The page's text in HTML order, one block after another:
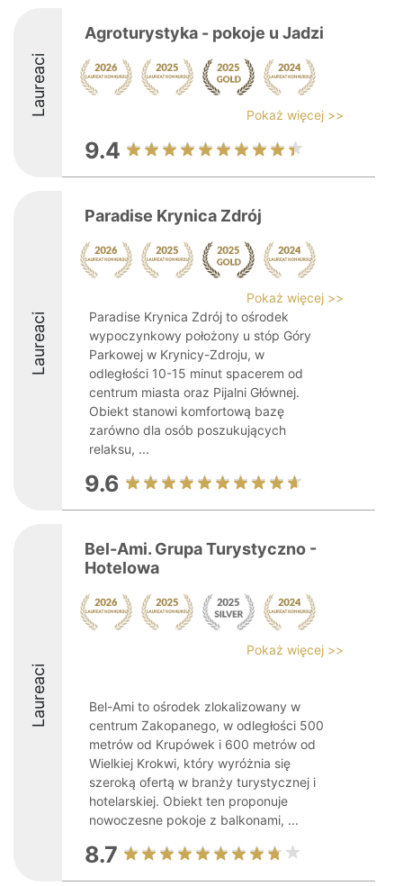
Laureaci
Agroturystyka - pokoje u Jadzi
Pokaż więcej >>
9.4
Laureaci
Paradise Krynica Zdrój
Pokaż więcej >>
Paradise Krynica Zdrój to ośrodek
wypoczynkowy położony u stóp Góry
Parkowej w Krynicy-Zdroju, w
odległości 10-15 minut spacerem od
centrum miasta oraz Pijalni Głównej.
Obiekt stanowi komfortową bazę
zarówno dla osób poszukujących
relaksu, ...
9.6
Laureaci
Bel-Ami. Grupa Turystyczno -
Hotelowa
Pokaż więcej >>
Bel-Ami to ośrodek zlokalizowany w
centrum Zakopanego, w odległości 500
metrów od Krupówek i 600 metrów od
Wielkiej Krokwi, który wyróżnia się
szeroką ofertą w branży turystycznej i
hotelarskiej. Obiekt ten proponuje
nowoczesne pokoje z balkonami, ...
8.7